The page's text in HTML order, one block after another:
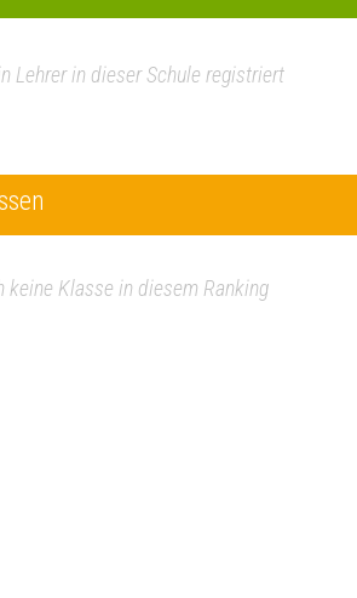
Lehrer in dieser Schule registriert
keine Klasse in diesem Ranking